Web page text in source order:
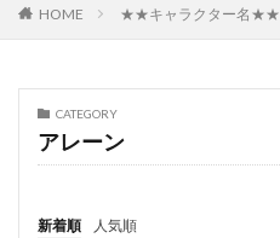
HOME ★★キャラクター名★★
CATEGORY
アレーン
新着順 人気順